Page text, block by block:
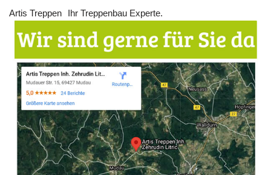
Artis Treppen Ihr Treppenbau Experte.